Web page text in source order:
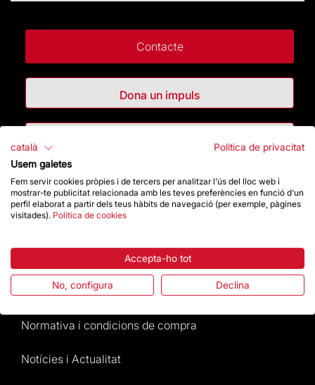
Contacte
Dona un impuls
Destacats
La Fundació
Atenció al Visitant
Normativa i condicions de compra
Notícies i Actualitat
català
Política de privacitat
Usem galetes
Fem servir cookies pròpies i de tercers per analitzar l'ús del lloc web i
mostrar-te publicitat relacionada amb les teves preferències en funció d'un
perfil elaborat a partir dels teus hàbits de navegació (per exemple, pàgines
visitades). Política de cookies
Accepta-ho tot
No, configura Declina